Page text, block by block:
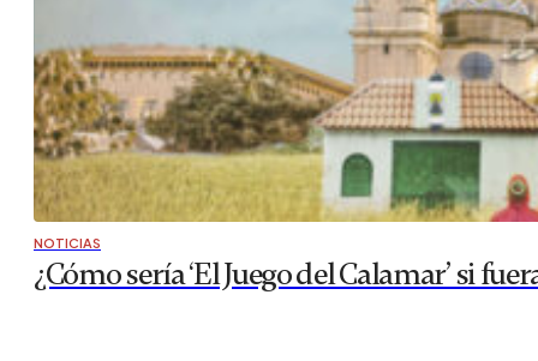
NOTICIAS
¿Cómo sería ‘El Juego del Calamar’ si